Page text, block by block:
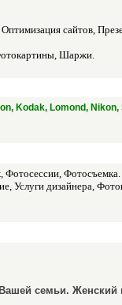
сайтов,
Шаржи.
Kodak, Lomond,
Фотосессии, Фотосъемка.
Услуги дизайнера,
семьи. Женский